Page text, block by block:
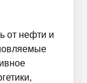
от нефти и